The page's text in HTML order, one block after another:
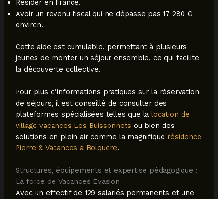
Résider en France.
Avoir un revenu fiscal qui ne dépasse pas 17 280 €
environ.
Cette aide est cumulable, permettant à plusieurs
jeunes de monter un séjour ensemble, ce qui facilite
la découverte collective.
Pour plus d’informations pratiques sur la réservation
de séjours, il est conseillé de consulter des
plateformes spécialisées telles que la location de
village vacances Les Buissonnets ou bien des
solutions en plein air comme la magnifique résidence
Pierre & Vacances à Bolquère.
Structures, équipements et expertise pédagogique :
La force de Vacances Evasion
Avec un effectif de 129 salariés permanents et une